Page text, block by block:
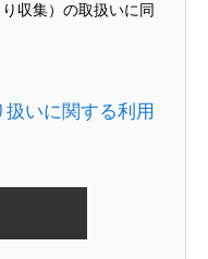
収集）の取扱いに同
いに関する利用